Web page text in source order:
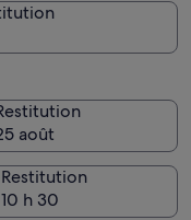
août
Restitution